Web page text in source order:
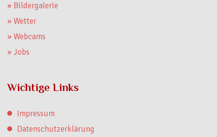
» Bildergalerie
» Wetter
» Webcams
» Jobs
Wichtige Links
Impressum
Datenschutzerklärung